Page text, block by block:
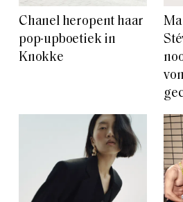
Chanel heropent haar
pop-upboetiek in
Knokke